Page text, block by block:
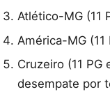
Atlético-MG (11
América-MG
Cruzeiro (11
desempate por